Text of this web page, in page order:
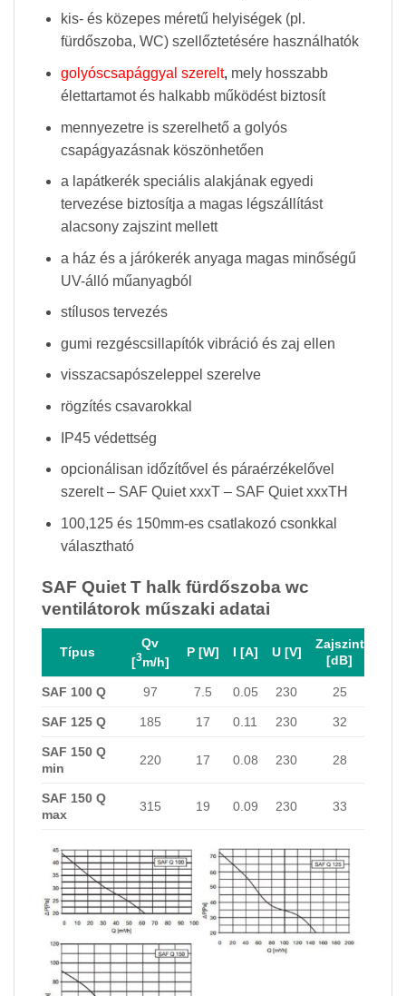
kis- és közepes méretű helyiségek (pl.
fürdőszoba, WC) szellőztetésére használhatók
golyóscsapággyal szerelt, mely hosszabb
élettartamot és halkabb működést biztosít
mennyezetre is szerelhető a golyós
csapágyazásnak köszönhetően
a lapátkerék speciális alakjának egyedi
tervezése biztosítja a magas légszállítást
alacsony zajszint mellett
a ház és a járókerék anyaga magas minőségű
UV-álló műanyagból
stílusos tervezés
gumi rezgéscsillapítók vibráció és zaj ellen
visszacsapószeleppel szerelve
rögzítés csavarokkal
IP45 védettség
opcionálisan időzítővel és páraérzékelővel
szerelt – SAF Quiet xxxT – SAF Quiet xxxTH
100,125 és 150mm-es csatlakozó csonkkal
választható
SAF Quiet T halk fürdőszoba wc
ventilátorok műszaki adatai
SAF 100 Q 97 7.5 0.05 230 25
SAF 125 Q 185 17 0.11 230 32
SAF 150 Q
min
220 17 0.08 230 28
SAF 150 Q
max
315 19 0.09 230 33
Típus
Qv
[3m/h]
P [W] I [A] U [V]
Zajszint
[dB]